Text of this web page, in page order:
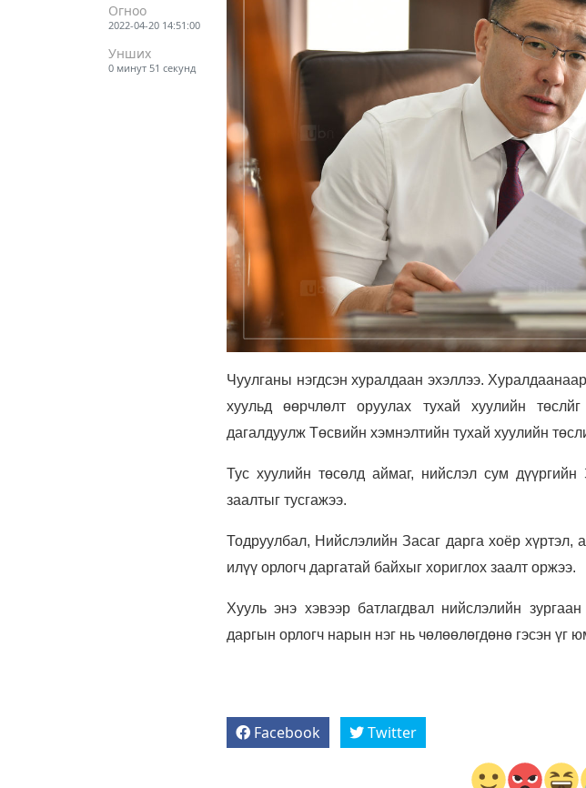
Огноо
2022-04-20 14:51:00
Унших
0 минут 51 секунд
Чуулганы нэгдсэн хуралдаан эхэллээ.
хуульд өөрчлөлт оруулах тухай хуулийн
дагалдуулж Төсвийн хэмнэлтийн тухай хуулийн
Тус хуулийн төсөлд аймаг, нийслэл сум
заалтыг тусгажээ.
Тодруулбал, Нийслэлийн Засаг дарга хоёр хүртэл,
илүү орлогч даргатай байхыг хориглох заалт оржээ.
Хууль энэ хэвээр батлагдвал нийслэлийн
даргын орлогч нарын нэг нь чөлөөлөгдөнө гэсэн үг
Facebook Twitter